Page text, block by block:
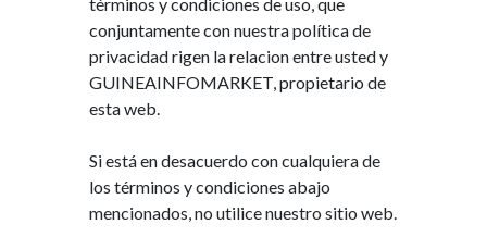
conjuntamenteconnuestrapolíticade
privacidadrigen la relacion entre usted y
GUINEAINFOMARKET, propietario de
esta web.
Siestá endesacuerdo concualquierade
los términos ycondicionesabajo
mencionados,no utilicenuestro sitio web.